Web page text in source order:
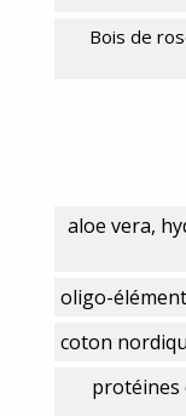
Bois de
aloe vera,
oligo-
coton
protéines